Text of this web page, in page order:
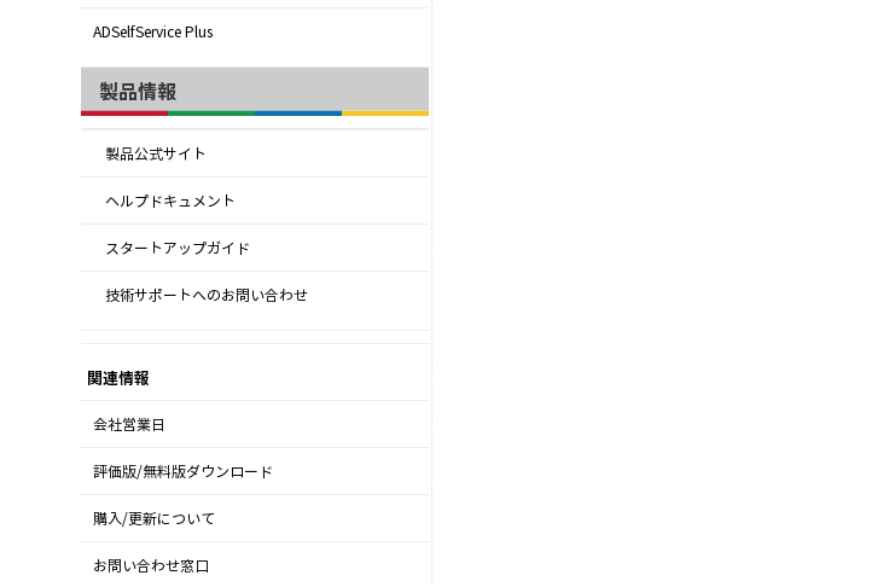
ADSelfService Plus
製品情報
製品公式サイト
ヘルプドキュメント
スタートアップガイド
技術サポートへのお問い合わせ
関連情報
会社営業日
評価版/無料版ダウンロード
購入/更新について
お問い合わせ窓口